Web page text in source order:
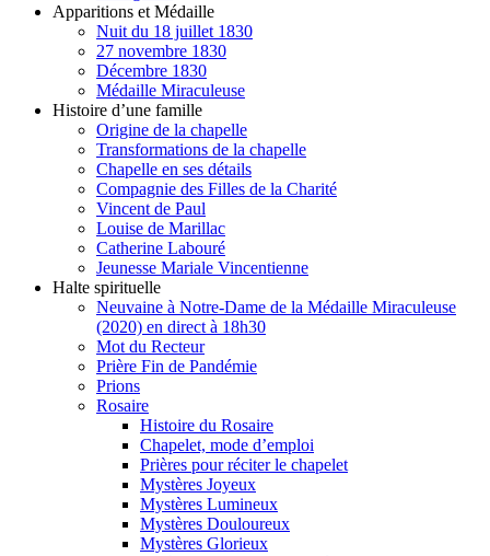
Apparitions et Médaille
Nuit du 18 juillet 1830
27 novembre 1830
Décembre 1830
Médaille Miraculeuse
Histoire d’une famille
Origine de la chapelle
Transformations de la chapelle
Chapelle en ses détails
Compagnie des Filles de la Charité
Vincent de Paul
Louise de Marillac
Catherine Labouré
Jeunesse Mariale Vincentienne
Halte spirituelle
Neuvaine à Notre-Dame de la Médaille Miraculeuse
(2020) en direct à 18h30
Mot du Recteur
Prière Fin de Pandémie
Prions
Rosaire
Histoire du Rosaire
Chapelet, mode d’emploi
Prières pour réciter le chapelet
Mystères Joyeux
Mystères Lumineux
Mystères Douloureux
Mystères Glorieux